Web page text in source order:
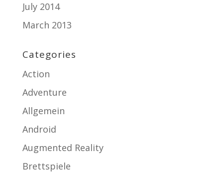
July 2014
March 2013
Categories
Action
Adventure
Allgemein
Android
Augmented Reality
Brettspiele